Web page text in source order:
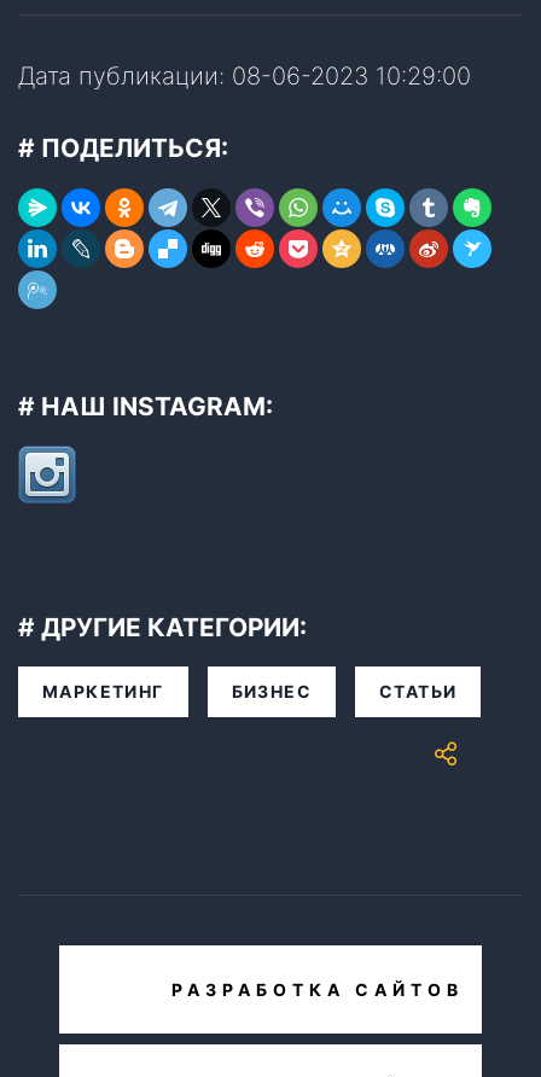
Дата публикации: 08-06-2023 10:29:00
# ПОДЕЛИТЬСЯ:
# НАШ INSTAGRAM:
# ДРУГИЕ КАТЕГОРИИ:
МАРКЕТИНГ БИЗНЕС СТАТЬИ
РАЗРАБОТКА САЙТОВ